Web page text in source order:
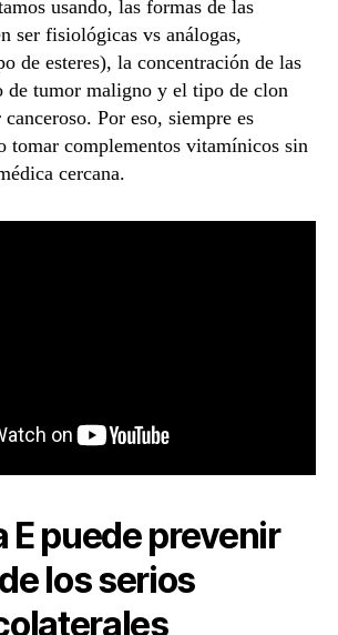
usando, las formas de las
ser fisiológicas vs análogas,
de esteres), la concentración de las
de tumor maligno y el tipo de clon
Por eso, siempre es
tomar complementos vitamínicos sin
cercana.
E puede prevenir
los serios